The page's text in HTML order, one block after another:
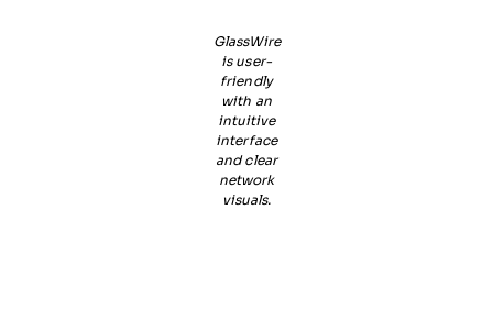
GlassWire
is user-
friendly
with an
intuitive
interface
and clear
network
visuals.